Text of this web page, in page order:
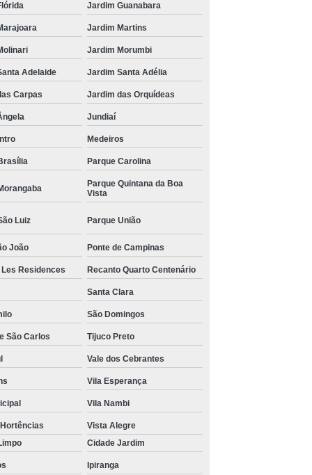
Jardim Guanabara
Jardim Martins
Jardim Morumbi
Adelaide Jardim Santa Adélia
Carpas Jardim das Orquídeas
Jundiaí
Medeiros
Parque Carolina
Parque Quintana da Boa
Vista
Luiz Parque União
João Ponte de Campinas
Residences Recanto Quarto Centenário
Santa Clara
São Domingos
São Carlos Tijuco Preto
Vale dos Cebrantes
Vila Esperança
Vila Nambi
Vista Alegre
Cidade Jardim
Ipiranga